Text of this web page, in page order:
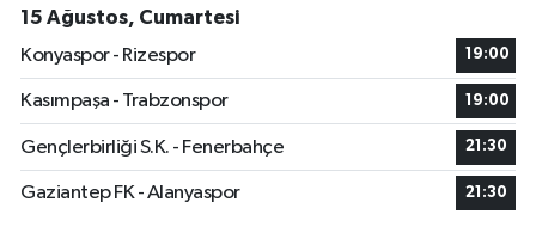
15 Ağustos, Cumartesi
Konyaspor - Rizespor
19:00
Kasımpaşa - Trabzonspor 19:00
Gençlerbirliği S.K. - Fenerbahçe 21:30
Gaziantep FK - Alanyaspor 21:30